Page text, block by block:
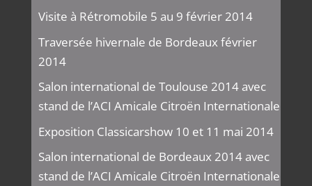
Visite à Rétromobile 5 au 9 février 2014
Traversée hivernale de Bordeaux février
2014
Salon international de Toulouse 2014 avec
stand de l’ACI Amicale Citroën Internationale
Exposition Classicarshow 10 et 11 mai 2014
Salon international de Bordeaux 2014 avec
stand de l’ACI Amicale Citroën Internationale